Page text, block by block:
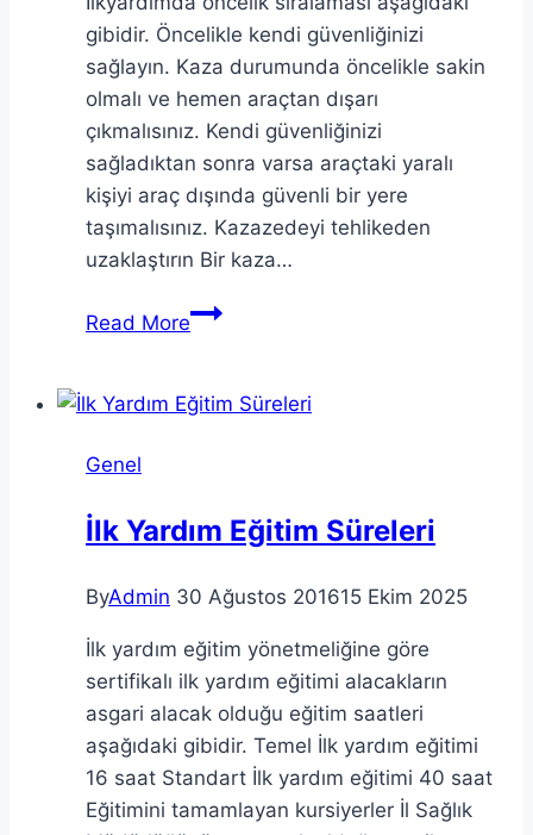
gibidir. Öncelikle kendi güvenliğinizi
sağlayın. Kaza durumunda öncelikle sakin
olmalı ve hemen araçtan dışarı
çıkmalısınız. Kendi güvenliğinizi
sağladıktan sonra varsa araçtaki yaralı
kişiyi araç dışında güvenli bir yere
taşımalısınız. Kazazedeyi tehlikeden
uzaklaştırın Bir kaza…
Read Moreİlkyardımda
Genel
İlk Yardım Eğitim Süreleri
ByAdmin 30 Ağustos 201615 Ekim 2025
İlk yardım eğitim yönetmeliğine göre
sertifikalı ilk yardım eğitimi alacakların
asgari alacak olduğu eğitim saatleri
aşağıdaki gibidir. Temel İlk yardım eğitimi
16 saat Standart İlk yardım eğitimi 40 saat
Eğitimini tamamlayan kursiyerler İl Sağlık